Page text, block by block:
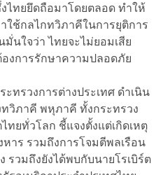
ไทยยึดถือมาโดยตลอด ทำให้
ใช้กลไกทวิภาคีในการยุติการ
นใจว่า ไทยจะไม่ยอมเสีย
งการรักษาความปลอดภัย
ทรวงการต่างประเทศ ดำเนิน
วิภาคี พหุภาคี ทั้งกระทรวง
ทยทั่วโลก ชี้แจงตั้งแต่เกิดเหตุ
าร รวมถึงการโจมตีพลเรือน
รวมถึงยังได้พบกับนายโรเบิร์ต